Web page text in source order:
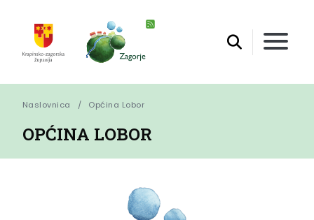
Naslovnica Općina Lobor
OPĆINA LOBOR